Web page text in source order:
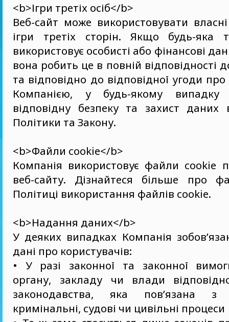
<b>Ігри третіх осіб</b>
Веб-сайт може використовувати
ігри третіх сторін. Якщо будь-яка
використовує особисті або фінансові
вона робить це в повній відповідності
та відповідно до відповідної угоди
Компанією, у будь-якому випадку
відповідну безпеку та захист даних
Політики та Закону.
<b>Файли cookie</b>
Компанія використовує файли cookie
веб-сайту. Дізнайтеся більше про
Політиці використання файлів cookie.
<b>Надання даних</b>
У деяких випадках Компанія
дані про користувачів:
• У разі законної та законної
органу, закладу чи влади
законодавства, яка пов’язана з
кримінальні, судові чи цивільні процеси